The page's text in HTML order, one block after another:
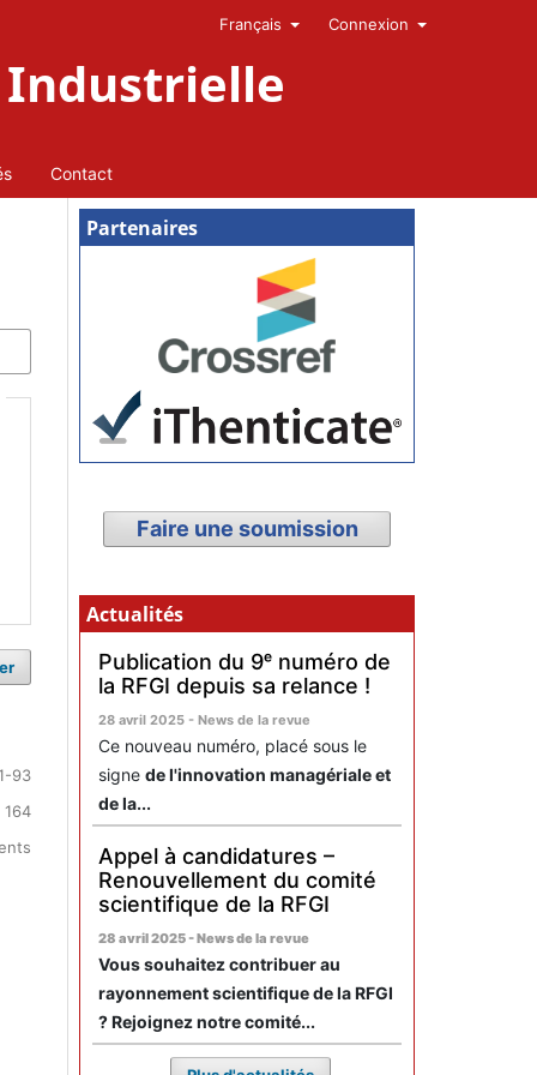
Industrielle
Contact
Français Connexion
93
164
Partenaires
Faire une soumission
Actualités
Publication du 9ᵉ numéro de
la RFGI depuis sa relance !
28 avril 2025 - News de la revue
Ce nouveau numéro, placé sous le
signe de l'innovation managériale et
de la...
Appel à candidatures –
Renouvellement du comité
scientifique de la RFGI
28 avril 2025 - News de la revue
Vous souhaitez contribuer au
rayonnement scientifique de la RFGI
? Rejoignez notre comité...